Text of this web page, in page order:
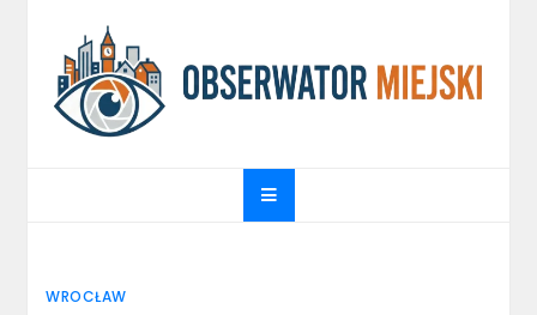
content
obserwatormiejski.pl
WROCŁAW